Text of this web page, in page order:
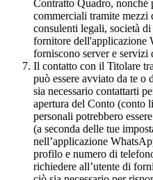
Contratto Quadro,
commerciali tramite mezzi
consulenti legali, società
fornitore dell'applicazione
forniscono server e servizi
Il contatto con il Titolare
può essere avviato da te o
sia necessario contattarti
apertura del Conto (conto
personali potrebbero
(a seconda delle tue
nell’applicazione
profilo e numero di
richiedere all’utente di